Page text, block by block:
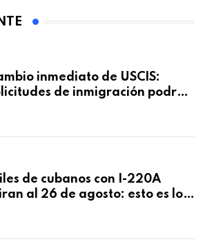
inmediato de USCIS:
de inmigración podrán
de cubanos con I-220A
al 26 de agosto: esto es lo